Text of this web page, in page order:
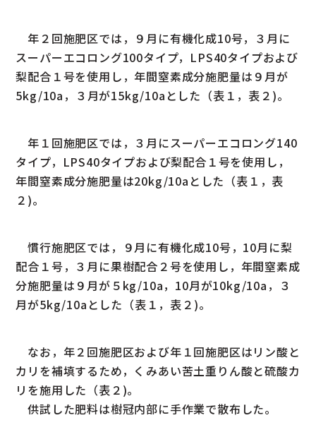
年２回施肥区では，９月に有機化成10号，３月に
スーパーエコロング100タイプ，LPS40タイプおよび
梨配合１号を使用し，年間窒素成分施肥量は９月が
5kg/10a，３月が15kg/10aとした（表１，表２)。
年１回施肥区では，３月にスーパーエコロング140
タイプ，LPS40タイプおよび梨配合１号を使用し，
年間窒素成分施肥量は20kg/10aとした（表１，表
２)。
慣行施肥区では，９月に有機化成10号，10月に梨
配合１号，３月に果樹配合２号を使用し，年間窒素成
分施肥量は９月が５kg/10a，10月が10kg/10a，３
月が5kg/10aとした（表１，表２)。
なお，年２回施肥区および年１回施肥区はリン酸と
カリを補填するため，くみあい苦土重りん酸と硫酸カ
リを施用した（表２)。
供試した肥料は樹冠内部に手作業で散布した。